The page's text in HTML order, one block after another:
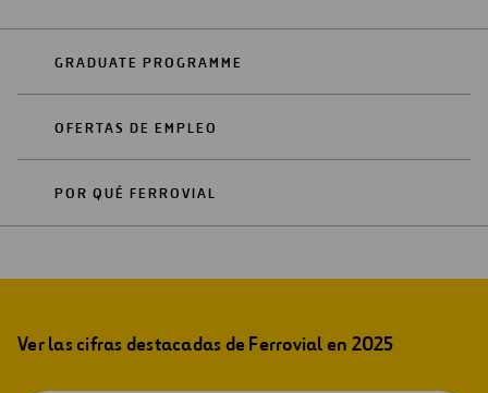
GRADUATE PROGRAMME
OFERTAS DE EMPLEO
POR QUÉ FERROVIAL
Ver las cifras destacadas de Ferrovial en 2025